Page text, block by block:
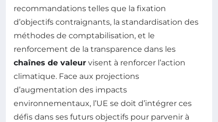
recommandations telles que la fixation
d’objectifs contraignants, la standardisation des
méthodes de comptabilisation, et le
renforcement de la transparence dans les
chaînes de valeur visent à renforcer l’action
climatique. Face aux projections
d’augmentation des impacts
environnementaux, l’UE se doit d’intégrer ces
défis dans ses futurs objectifs pour parvenir à